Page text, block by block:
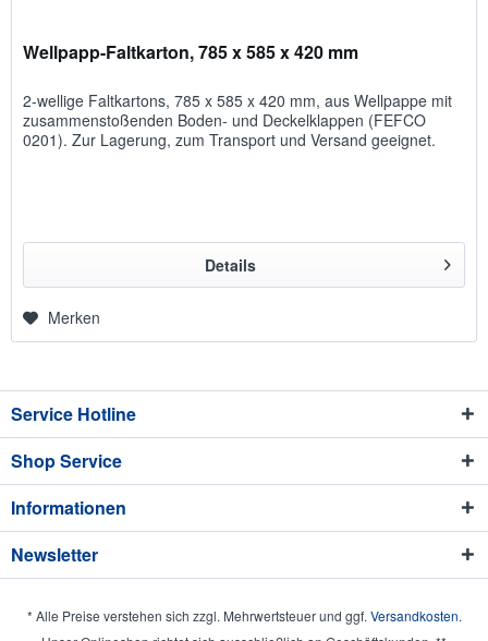
Wellpapp-Faltkarton, 785 x 585 x 420 mm
2-wellige Faltkartons, 785 x 585 x 420 mm, aus Wellpappe mit
zusammenstoßenden Boden- und Deckelklappen (FEFCO
0201). Zur Lagerung, zum Transport und Versand geeignet.
Details
Merken
Service Hotline
Shop Service
Informationen
Newsletter
* Alle Preise verstehen sich zzgl. Mehrwertsteuer und ggf. Versandkosten.